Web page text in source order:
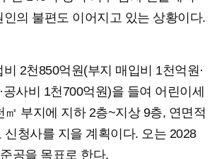
의 불편도 이어지고 있는 상황이다.
2천850억원(부지 매입비 1천억원·
공사비 1천700억원)을 들여 어린이세
㎡ 부지에 지하 2층~지상 9층, 연면적
신청사를 지을 계획이다. 오는 2028
공을 목표로 한다.